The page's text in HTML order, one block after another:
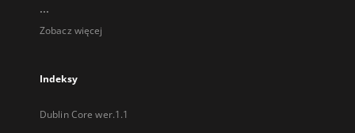
...
Zobacz więcej
Indeksy
Dublin Core wer.1.1